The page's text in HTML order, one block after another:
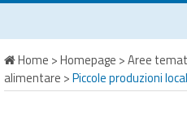
Home >Homepage >Aree
alimentare >Piccole produzioni